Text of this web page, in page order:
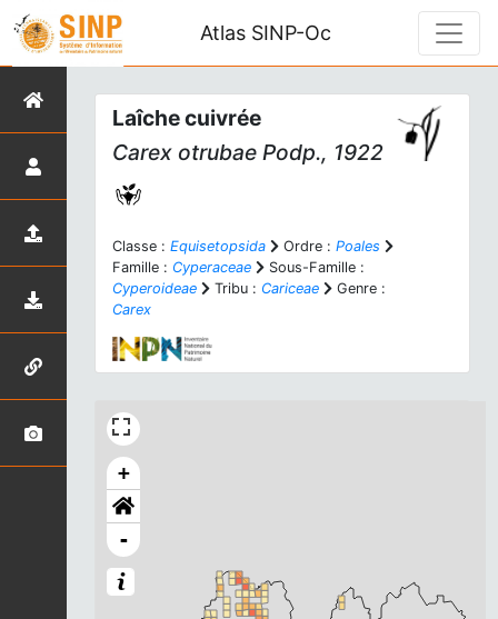
Atlas SINP-Oc
Laîche cuivrée
Carex otrubae Podp., 1922
Classe : Equisetopsida Ordre : Poales
Famille : Cyperaceae
Sous-Famille :
Cyperoideae
Tribu : Cariceae
Genre :
Carex
+
-